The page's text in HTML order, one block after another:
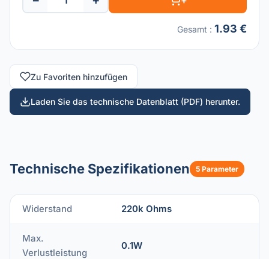
Gesamt : 1.93 €
Zu Favoriten hinzufügen
Laden Sie das technische Datenblatt (PDF) herunter.
Technische Spezifikationen 5 Parameter
Widerstand 220k Ohms
Max.
Verlustleistung
0.1W